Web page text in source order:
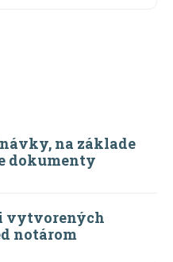
na základe
dokumenty
vytvorených
notárom